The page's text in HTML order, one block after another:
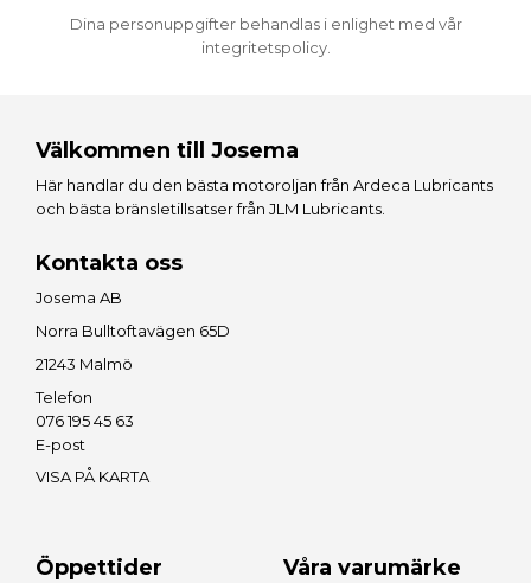
Dina personuppgifter behandlas i enlighet med vår
integritetspolicy.
Välkommen till Josema
Här handlar du den bästa motoroljan från Ardeca Lubricants
och bästa bränsletillsatser från JLM Lubricants
Kontakta oss
Josema AB
Norra Bulltoftavägen 65D
21243 Malmö
Telefon
076 195 45 63
E-post
VISA PÅ KARTA
Öppettider Våra varumärke